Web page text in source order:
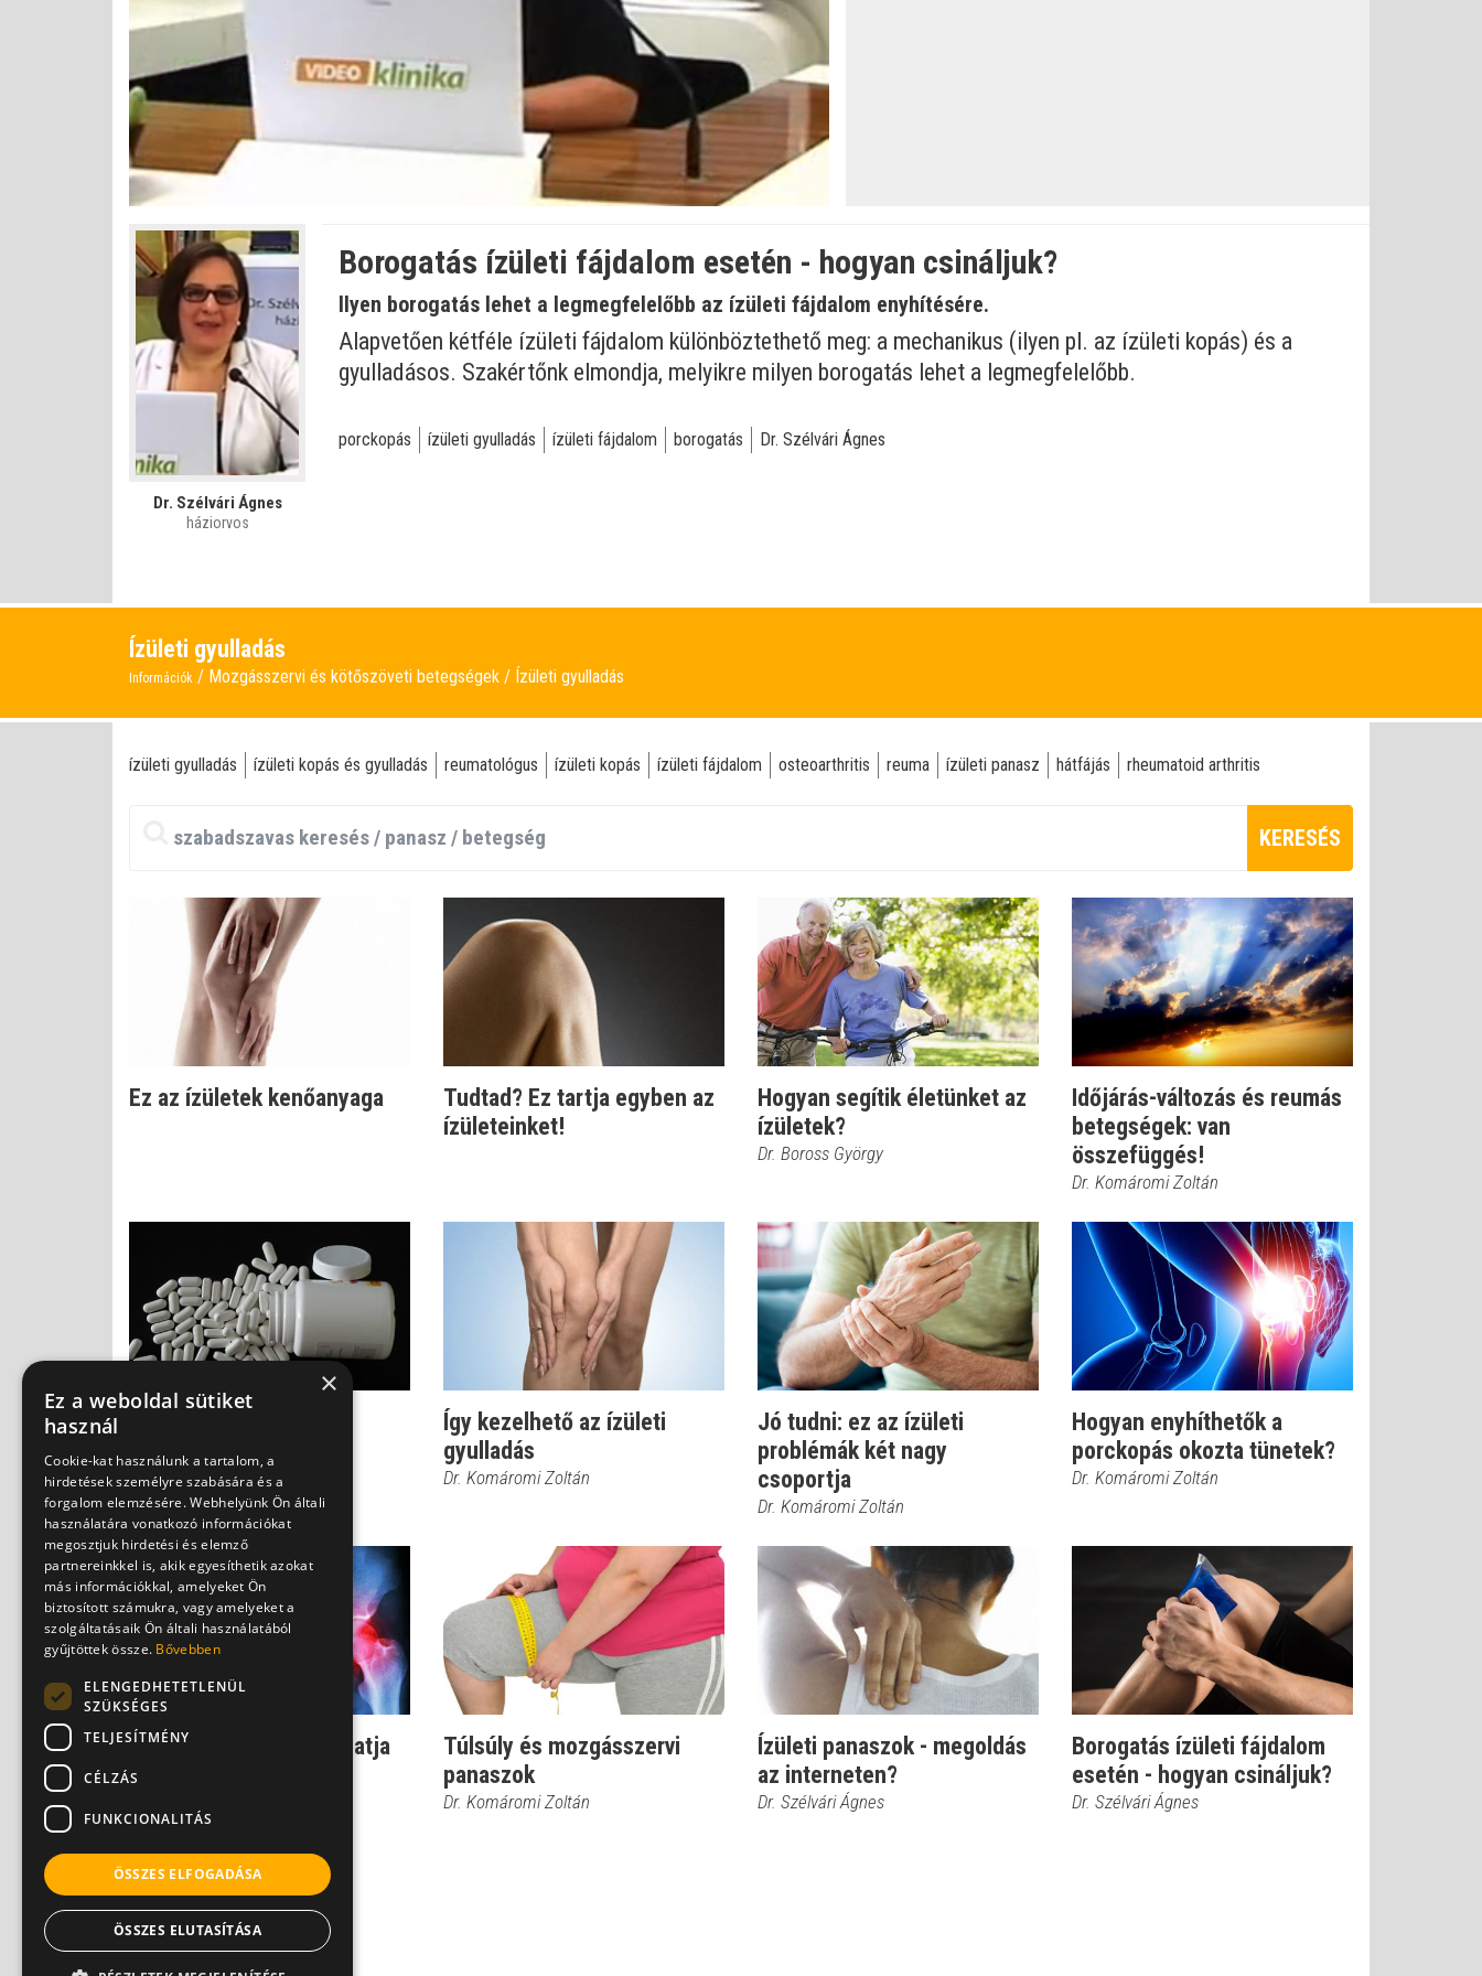
Dr. Szélvári Ágnes
háziorvos
Borogatás ízületi fájdalom esetén - hogyan csináljuk?
Ilyen borogatás lehet a legmegfelelőbb az ízületi fájdalom enyhítésére.
Alapvetően kétféle ízületi fájdalom különböztethető meg: a mechanikus (ilyen pl. az ízületi kopás) és a
gyulladásos. Szakértőnk elmondja, melyikre milyen borogatás lehet a legmegfelelőbb.
porckopás ízületi gyulladás ízületi fájdalom borogatás Dr. Szélvári Ágnes
Ízületi gyulladás
Információk Mozgásszervi és kötőszöveti betegségek Ízületi gyulladás
ízületi gyulladás ízületi kopás és gyulladás reumatológus ízületi kopás ízületi fájdalom osteoarthritis reuma ízületi panasz hátfájás rheumatoid arthritis
KERESÉS
Ez az ízületek kenőanyaga
Tudtad? Ez tartja egyben az
ízületeinket!
Hogyan segítik életünket az
ízületek?
Dr. Boross György
Időjárás-változás és reumás
betegségek: van
összefüggés!
Dr. Komáromi Zoltán
mindegy, hogyan
csökkentjük!
Dr. Komáromi Zoltán
Így kezelhető az ízületi
gyulladás
Dr. Komáromi Zoltán
Jó tudni: ez az ízületi
problémák két nagy
csoportja
Dr. Komáromi Zoltán
Hogyan enyhíthetők a
porckopás okozta tünetek?
Dr. Komáromi Zoltán
Csípőprobléma: mi hívhatja
fel rá a figyelmünket?
Túlsúly és mozgásszervi
panaszok
Dr. Komáromi Zoltán
Ízületi panaszok - megoldás
az interneten?
Dr. Szélvári Ágnes
Borogatás ízületi fájdalom
esetén - hogyan csináljuk?
Dr. Szélvári Ágnes
×
Ez a weboldal sütiket
használ
Cookie-kat használunk a tartalom, a
hirdetések személyre szabására és a
forgalom elemzésére. Webhelyünk Ön általi
használatára vonatkozó információkat
megosztjuk hirdetési és elemző
partnereinkkel is, akik egyesíthetik azokat
más információkkal, amelyeket Ön
biztosított számukra, vagy amelyeket a
szolgáltatásaik Ön általi használatából
gyűjtöttek össze. Bővebben
ELENGEDHETETLENÜL
SZÜKSÉGES
TELJESÍTMÉNY
CÉLZÁS
FUNKCIONALITÁS
ÖSSZES ELFOGADÁSA
ÖSSZES ELUTASÍTÁSA